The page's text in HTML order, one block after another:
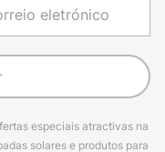
especiais atractivas na
solares e produtos para